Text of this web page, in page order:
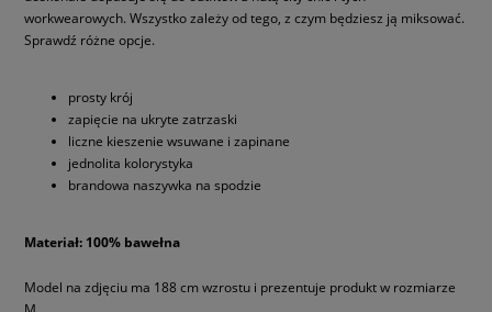
workwearowych. Wszystko zależy od tego, z czym będziesz ją miksować.
Sprawdź różne opcje.
prosty krój
zapięcie na ukryte zatrzaski
liczne kieszenie wsuwane i zapinane
jednolita kolorystyka
brandowa naszywka na spodzie
Materiał: 100% bawełna
Model na zdjęciu ma 188 cm wzrostu i prezentuje produkt w rozmiarze